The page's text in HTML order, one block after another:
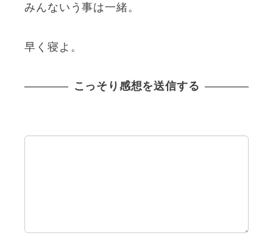
みんないう事は一緒。
早く寝よ。
こっそり感想を送信する